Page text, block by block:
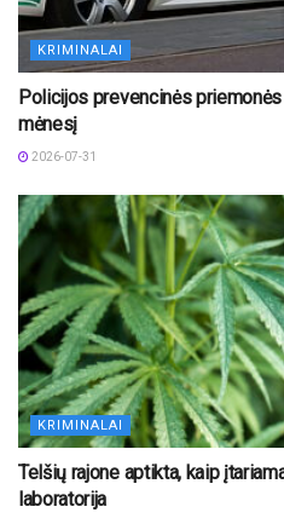
KRIMINALAI
Policijos prevencinės
mėnesį
2026-07-31
KRIMINALAI
Telšių rajone aptikta, kaip
laboratorija